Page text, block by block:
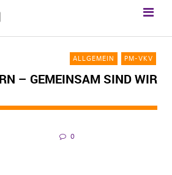
ALLGEMEIN PM-VKV
– GEMEINSAM SIND WIR
0